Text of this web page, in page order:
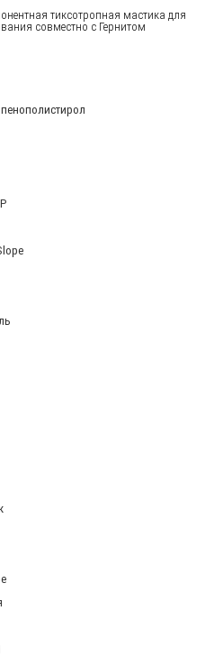
тиксотропная мастика для
совместно с Гернитом